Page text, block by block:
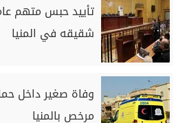
تأييد حبس متهم
شقيقه في المنيا
وفاة صغير داخل
مرخص بالمنيا